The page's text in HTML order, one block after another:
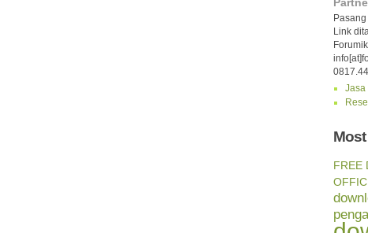
Link
Jasa
FREE